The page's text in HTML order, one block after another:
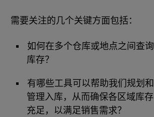
需要关注的几个关键方面包括：
如何在多个仓库或地点之间查询
库存？
有哪些工具可以帮助我们规划和
管理入库，从而确保各区域库存
充足，以满足销售需求？